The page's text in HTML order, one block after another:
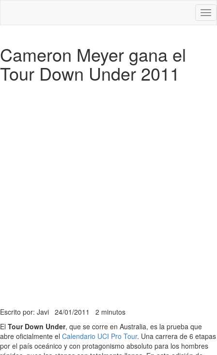
Cameron Meyer gana el
Tour Down Under 2011
Escrito por: Javi 24/01/2011 2 minutos
El Tour Down Under, que se corre en Australia, es la prueba que
abre oficialmente el Calendario UCI Pro Tour. Una carrera de 6 etapas
por el país oceánico y con protagonismo absoluto para los hombres